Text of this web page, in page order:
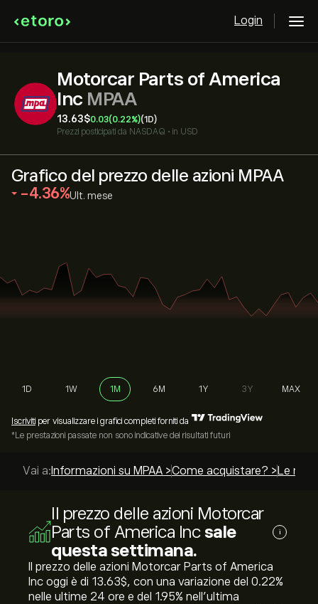
Login
Motorcar Parts of America
Inc MPAA
13.63‎$‎0.03(0.22%)(1D)
Prezzi posticipati da NASDAQ • in USD
Grafico del prezzo delle azioni MPAA
‎-4.36‎ Ult. mese
1D 1W 1M 6M 1Y 3Y MAX
Iscriviti per visualizzare i grafici completi forniti da
*Le prestazioni passate non sono indicative dei risultati futuri
Vai a: Informazioni su MPAA >Come acquistare? > Le
Il prezzo delle azioni Motorcar
Parts of America Incsale
questa settimana.
i
Il prezzo delle azioni Motorcar Parts of America
Inc oggi è di 13.63‎$‎, con una variazione del ‎0.22‎%
nelle ultime 24 ore e del ‎1.95‎% nell'ultima